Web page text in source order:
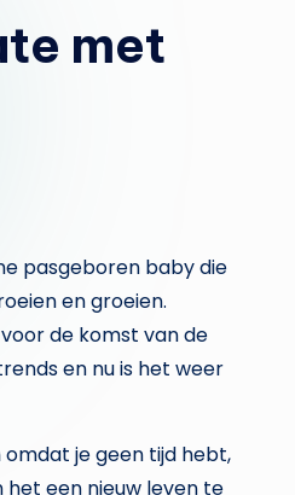
met
pasgeboren baby die
en groeien.
de komst van de
en nu is het weer
je geen tijd hebt,
het een nieuw leven te